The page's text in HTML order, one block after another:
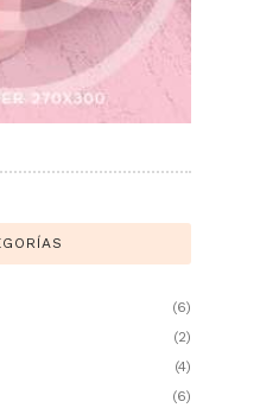
(6)
(2)
(4)
(6)